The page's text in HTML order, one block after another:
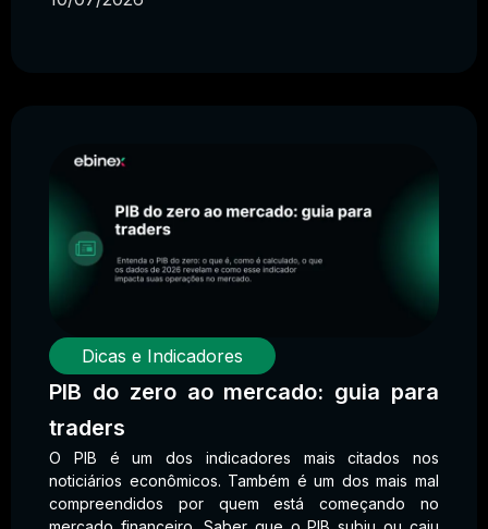
Dicas e Indicadores
PIB do zero ao mercado: guia para
traders
O PIB é um dos indicadores mais citados nos
noticiários econômicos. Também é um dos mais mal
compreendidos por quem está começando no